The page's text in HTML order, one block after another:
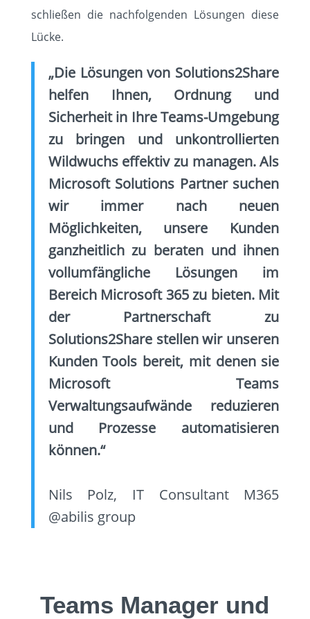
schließen die nachfolgenden Lösungen diese
Lücke.
„Die Lösungen von Solutions2Share
helfen Ihnen, Ordnung und
Sicherheit in Ihre Teams-Umgebung
zu bringen und unkontrollierten
Wildwuchs effektiv zu managen.Als
Microsoft Solutions Partner suchen
wir immer nach neuen
Möglichkeiten, unsere Kunden
ganzheitlich zu beraten und ihnen
vollumfängliche Lösungen im
Bereich Microsoft 365 zu bieten. Mit
der Partnerschaft zu
Solutions2Share stellen wir unseren
Kunden Tools bereit, mit denen sie
Microsoft Teams
Verwaltungsaufwände reduzieren
und Prozesse automatisieren
können.“
Nils Polz, IT Consultant M365
@abilis group
Teams Manager und